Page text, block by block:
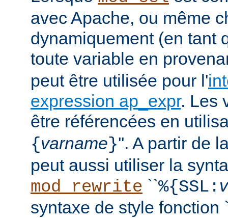
avec Apache, ou même
dynamiquement (en tant
toute variable en
peut être utilisée pour l'
expression ap_expr. Les
être référencées en
{varname}''. A partir de
peut aussi utiliser la
mod_rewrite ``%{SSL:
syntaxe de style fonction